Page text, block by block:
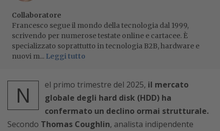
Collaboratore
Francesco segue il mondo della tecnologia dal 1999,
scrivendo per numerose testate online e cartacee. È
specializzato soprattutto in tecnologia B2B, hardware e
nuovi m... Leggi tutto
N el primo trimestre del 2025, il mercato
globale degli hard disk (HDD) ha
confermato un declino ormai strutturale.
Secondo Thomas Coughlin, analista indipendente